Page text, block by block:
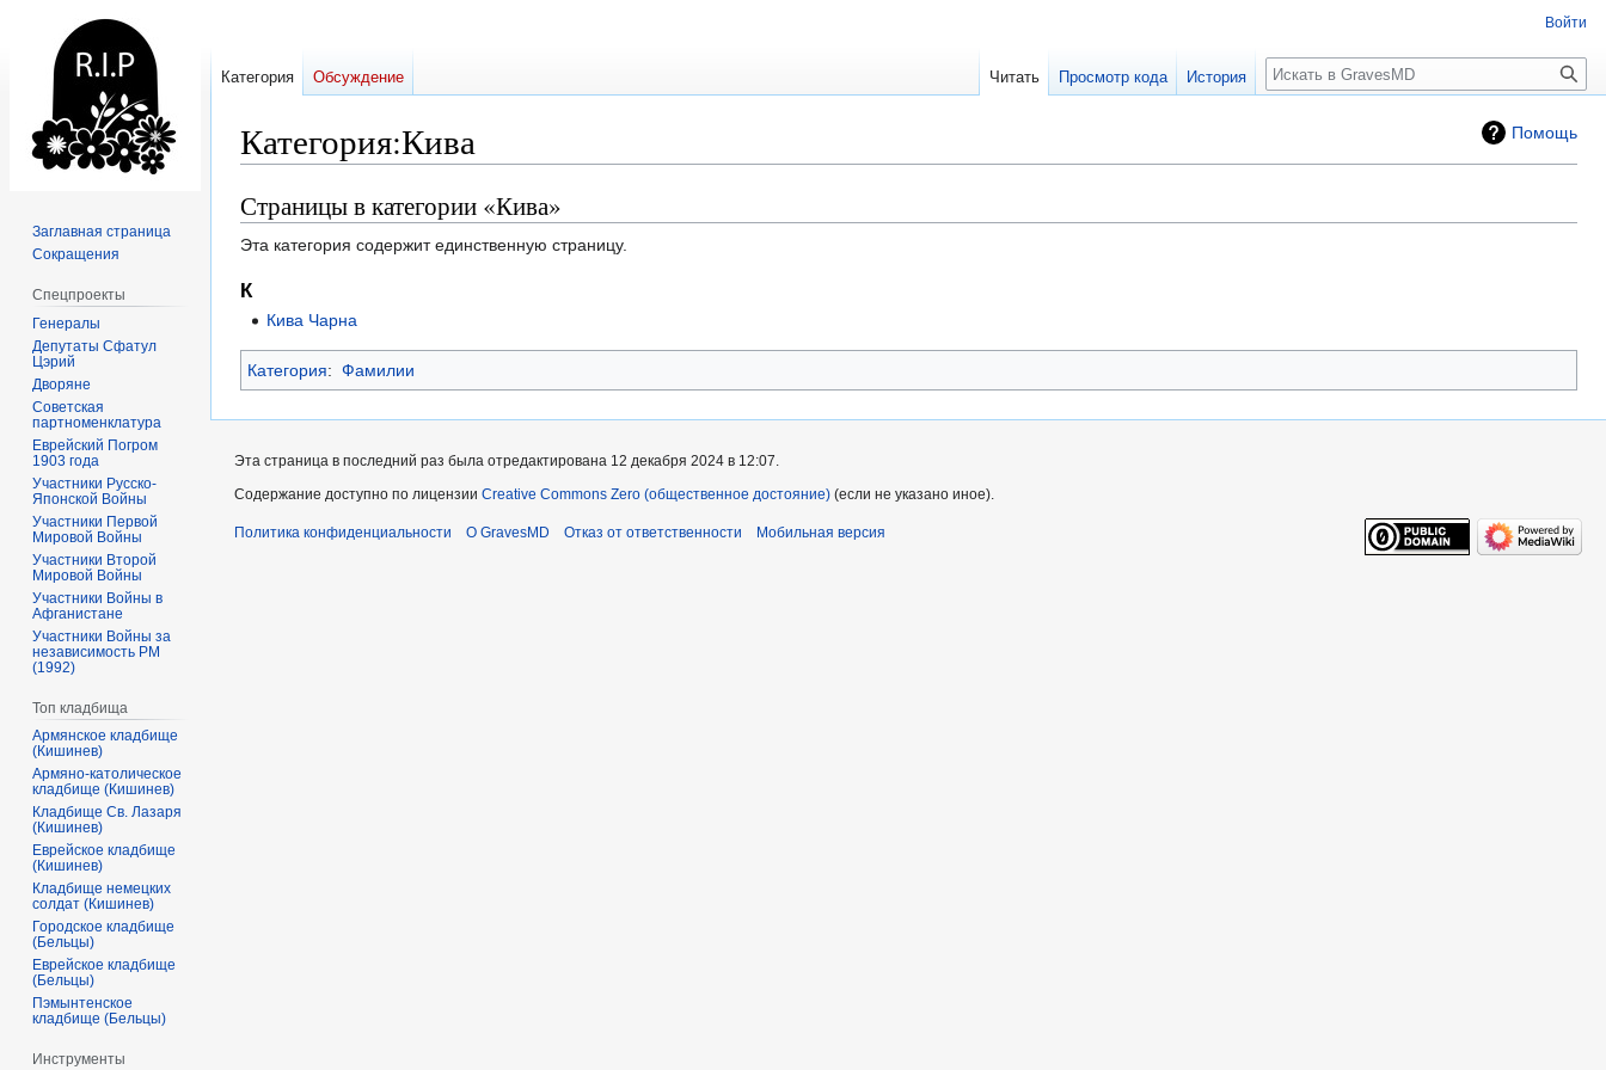
Помощь
Категория:Кива
Перейти
к
навигации
Перейти
к
поиску
Страницы в категории «Кива»
Эта категория содержит единственную страницу.
К
Кива Чарна
Категория: Фамилии
Войти
Категория Обсуждение Читать Просмотр кода История
Заглавная страница
Сокращения
Спецпроекты
Генералы
Депутаты Сфатул
Цэрий
Дворяне
Советская
партноменклатура
Еврейский Погром
1903 года
Участники Русско-
Японской Войны
Участники Первой
Мировой Войны
Участники Второй
Мировой Войны
Участники Войны в
Афганистане
Участники Войны за
независимость РМ
(1992)
Топ кладбища
Армянское кладбище
(Кишинев)
Армяно-католическое
кладбище (Кишинев)
Кладбище Св. Лазаря
(Кишинев)
Еврейское кладбище
(Кишинев)
Кладбище немецких
солдат (Кишинев)
Городское кладбище
(Бельцы)
Еврейское кладбище
(Бельцы)
Пэмынтенское
кладбище (Бельцы)
Инструменты
Эта страница в последний раз была отредактирована 12 декабря 2024 в 12:07.
Содержание доступно по лицензии Creative Commons Zero (общественное достояние) (если не указано иное).
Политика конфиденциальности О GravesMD Отказ от ответственности Мобильная версия